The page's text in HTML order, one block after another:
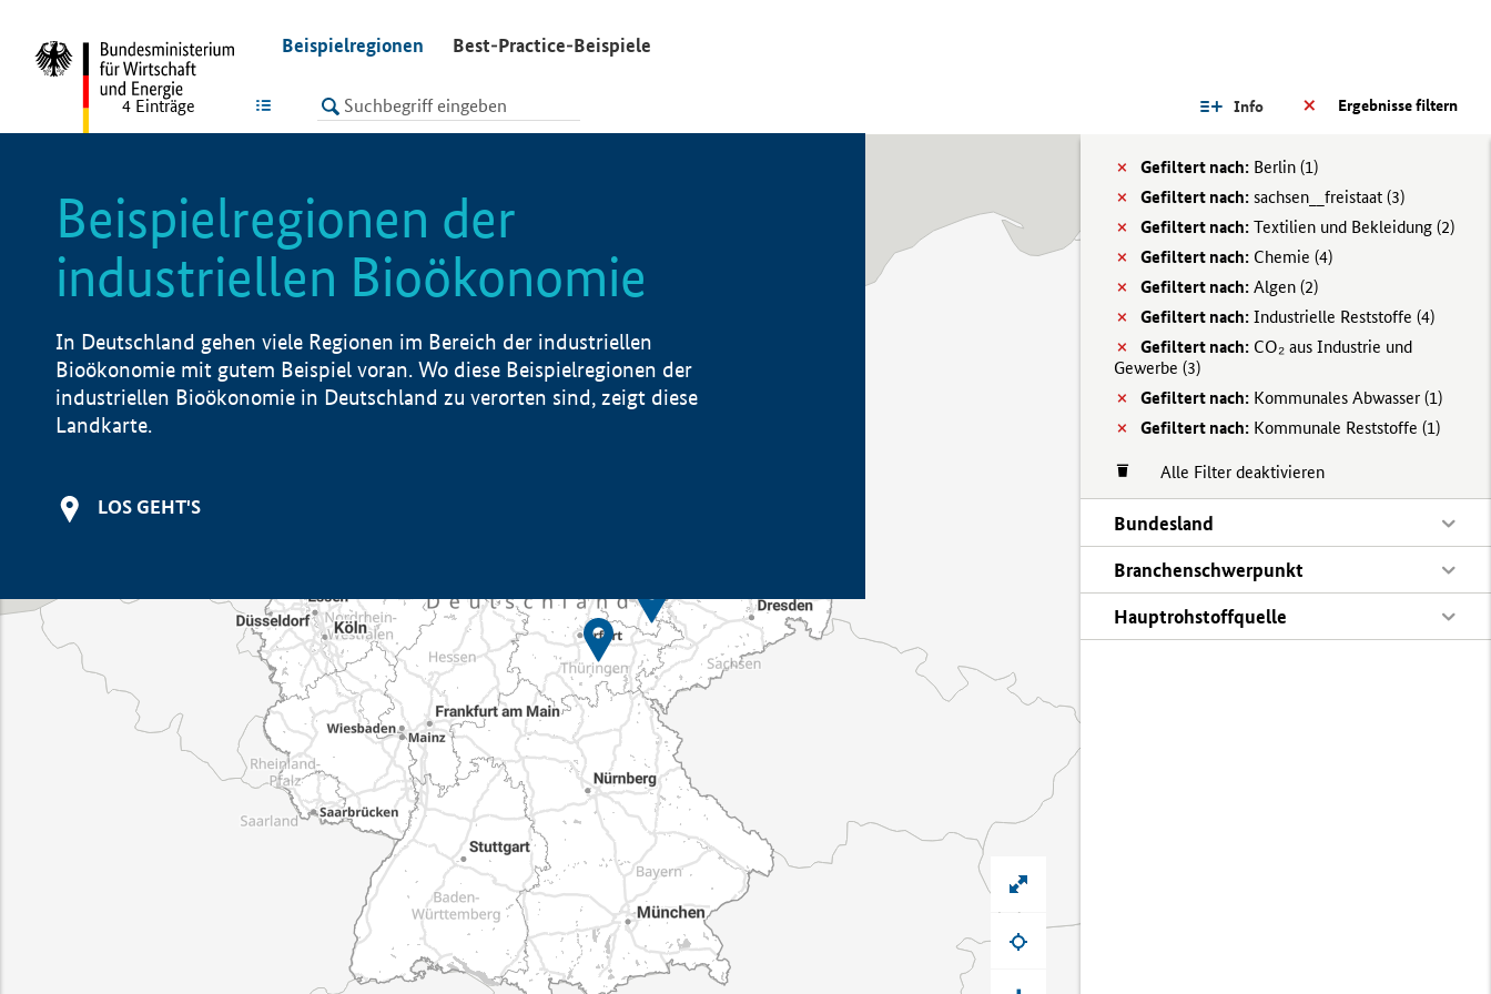
Beispielregionen Best-Practice-Beispiele
LISTE Ergebnisse filtern
Info
Gefiltert nach: Berlin (1)
Gefiltert nach: sachsen__freistaat (3)
Gefiltert nach: Textilien und Bekleidung (2)
Gefiltert nach: Chemie (4)
Gefiltert nach: Algen (2)
Gefiltert nach: Industrielle Reststoffe (4)
Gefiltert nach: CO₂ aus Industrie und
Gewerbe (3)
Gefiltert nach: Kommunales Abwasser (1)
Gefiltert nach: Kommunale Reststoffe (1)
Alle Filter deaktivieren
Bundesland
Branchenschwerpunkt
Hauptrohstoffquelle
4 Einträge
Beispielregionen der
industriellen Bioökonomie
In Deutschland gehen viele Regionen im Bereich der industriellen
Bioökonomie mit gutem Beispiel voran. Wo diese Beispielregionen der
industriellen Bioökonomie in Deutschland zu verorten sind, zeigt diese
Landkarte.
LOS GEHT'S